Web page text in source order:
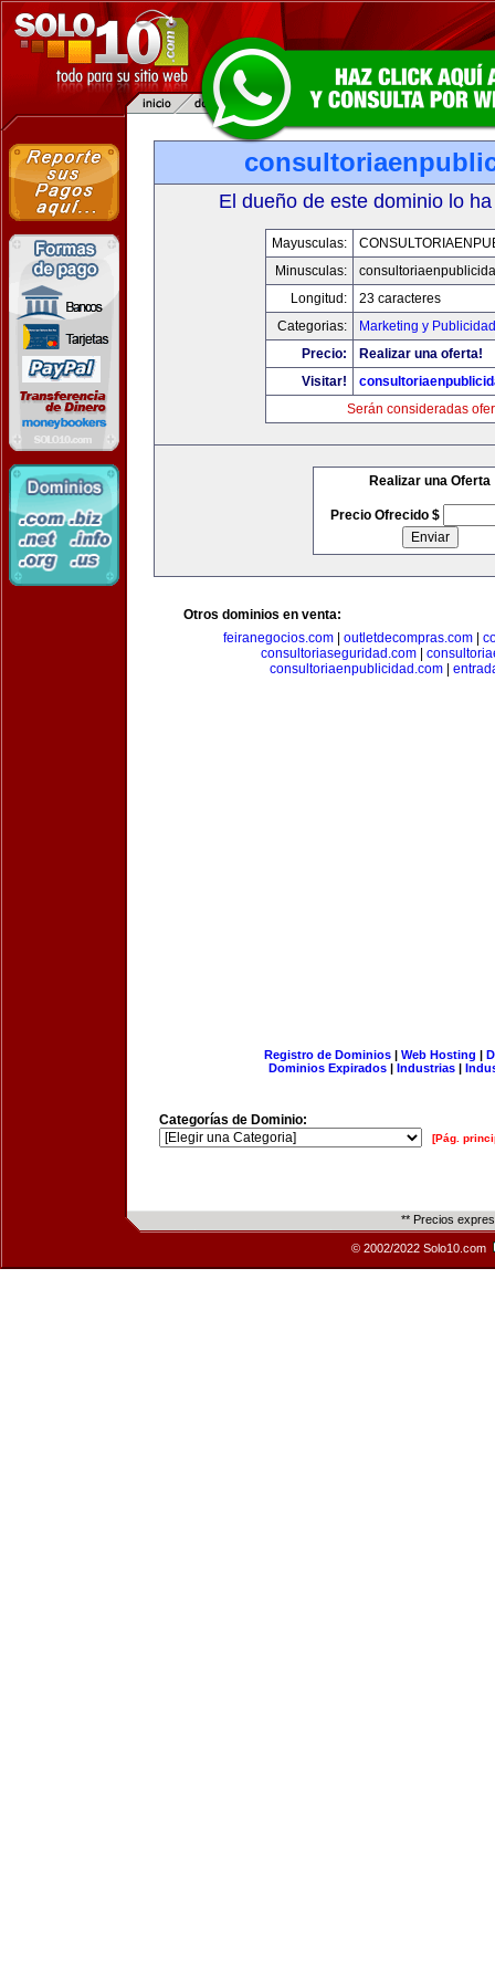
El dueño de este dominio lo
Mayusculas:
Minusculas:
Longitud:
23 caracteres
Categorias:
Marketing y Publicidad
Precio:
Realizar una oferta!
Visitar!
Serán consideradas
Realizar una Oferta
Precio Ofrecido $
Otros dominios en venta:
feiranegocios.com| outletdecompras.com|
consultoriaseguridad.com
consultoriaenpublicidad.com
Registro de Dominios| Web Hosting |
Dominios Expirados | Industrias |
Categorías de Dominio:
[Pág.
** Precios
© 2002/2022 Solo10.com